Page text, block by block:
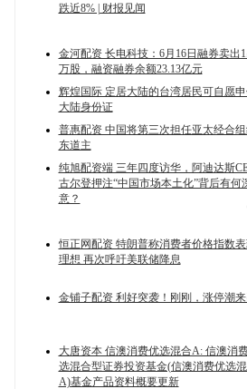
跌近8% | 财报见闻
金河配资 长电科技：6月16日融券卖出
万股，融资融券余额23.13亿元
辉煌国际 定居大陆的台湾居民可自愿
大陆身份证
普惠配资 中国将第三次担任亚太经合
东道主
纯旭配资端 三年四度访华，阿迪达斯
古尔登押注“中国市场本土化”背后有何
意？
恒正网配资 特朗普称消费者价格指数
理想 再次呼吁美联储降息
金铺子配资 利好突袭！刚刚，涨停潮来
大唐资本 信澳消费优选混合A: 信澳消
选混合型证券投资基金(信澳消费优选
A)基金产品资料概要更新